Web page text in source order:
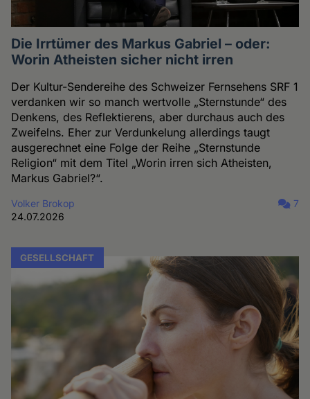
Die Irrtümer des Markus Gabriel – oder:
Worin Atheisten sicher nicht irren
Der Kultur-Sendereihe des Schweizer Fernsehens SRF 1
verdanken wir so manch wertvolle „Sternstunde“ des
Denkens, des Reflektierens, aber durchaus auch des
Zweifelns. Eher zur Verdunkelung allerdings taugt
ausgerechnet eine Folge der Reihe „Sternstunde
Religion“ mit dem Titel „Worin irren sich Atheisten,
Markus Gabriel?“.
Volker Brokop
24.07.2026
7
GESELLSCHAFT